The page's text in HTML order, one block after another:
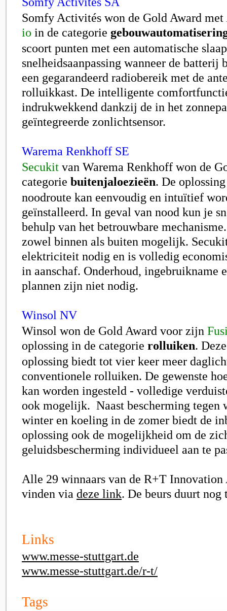
Somfy Activités won de Gold Award met
io in de categorie
scoort punten met een automatische
snelheidsaanpassing wanneer de batterij
een gegarandeerd radiobereik met de
rolluikkast. De intelligente
indrukwekkend dankzij de in het
geïntegreerde zonlichtsensor.
Warema Renkhoff SE
Secukit van Warema Renkhoff won de
categorie buitenjaloezieën. De
noodroute kan eenvoudig en intuïtief
geïnstalleerd. In geval van nood kun je
behulp van het betrouwbare
zowel binnen als buiten mogelijk.
elektriciteit nodig en is volledig
in aanschaf. Onderhoud, ingebruikname
plannen zijn niet nodig.
Winsol NV
Winsol won de Gold Award voor zijn
oplossing in de categorie rolluiken.
oplossing biedt tot vier keer meer
conventionele rolluiken. De gewenste
kan worden ingesteld - volledige
ook mogelijk. Naast bescherming tegen
winter en koeling in de zomer biedt de
oplossing ook de mogelijkheid om de
geluidsbescherming individueel aan te
Alle 29 winnaars van de R+T
vinden via deze link. De beurs duurt
Links
www.messe-stuttgart.de
www.messe-stuttgart.de/r-t/
Tags